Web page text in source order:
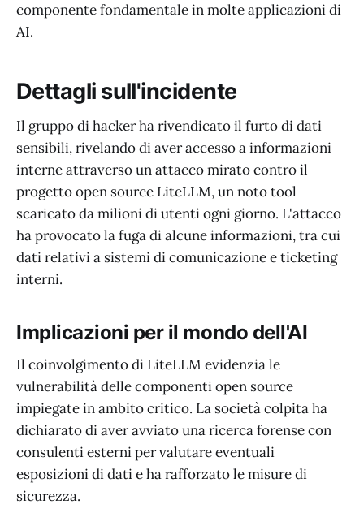
componente fondamentale in molte applicazioni di
AI.
Dettagli sull'incidente
Il gruppo di hacker ha rivendicato il furto di dati
sensibili, rivelando di aver accesso a informazioni
interne attraverso un attacco mirato contro il
progetto open source LiteLLM, un noto tool
scaricato da milioni di utenti ogni giorno. L'attacco
ha provocato la fuga di alcune informazioni, tra cui
dati relativi a sistemi di comunicazione e ticketing
interni.
Implicazioni per il mondo dell'AI
Il coinvolgimento di LiteLLM evidenzia le
vulnerabilità delle componenti open source
impiegate in ambito critico. La società colpita ha
dichiarato di aver avviato una ricerca forense con
consulenti esterni per valutare eventuali
esposizioni di dati e ha rafforzato le misure di
sicurezza.